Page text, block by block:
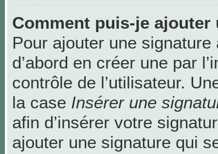
Comment puis-je ajouter
Pour ajouter une
d’abord en créer une par
contrôle de l’utilisateur.
la case Insérer une
afin d’insérer votre
ajouter une signature qui